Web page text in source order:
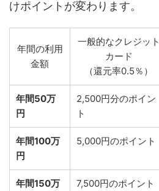
けポイントが変わります。
年間の利用
金額
一般的なクレジット
カード
（還元率0.5％）
年間50万
円
2,500円分のポイン
ト
年間100万
円
5,000円のポイント
年間150万
7,500円のポイント